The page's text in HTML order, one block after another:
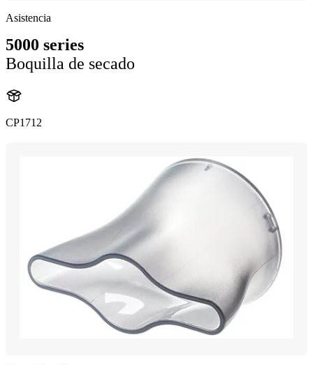
Asistencia
5000 series
Boquilla de secado
CP1712